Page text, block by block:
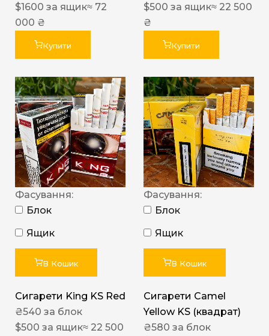
$1600 за ящик≈ 72
000 ₴
Купити
$500 за ящик≈ 22 500
₴
Купити
Фасування:
Блок
Ящик
В Кошик
Сигарети King KS Red
₴540 за блок
$500 за ящик≈ 22 500
Фасування:
Блок
Ящик
В Кошик
Сигарети Camel
Yellow KS (квадрат)
₴580 за блок